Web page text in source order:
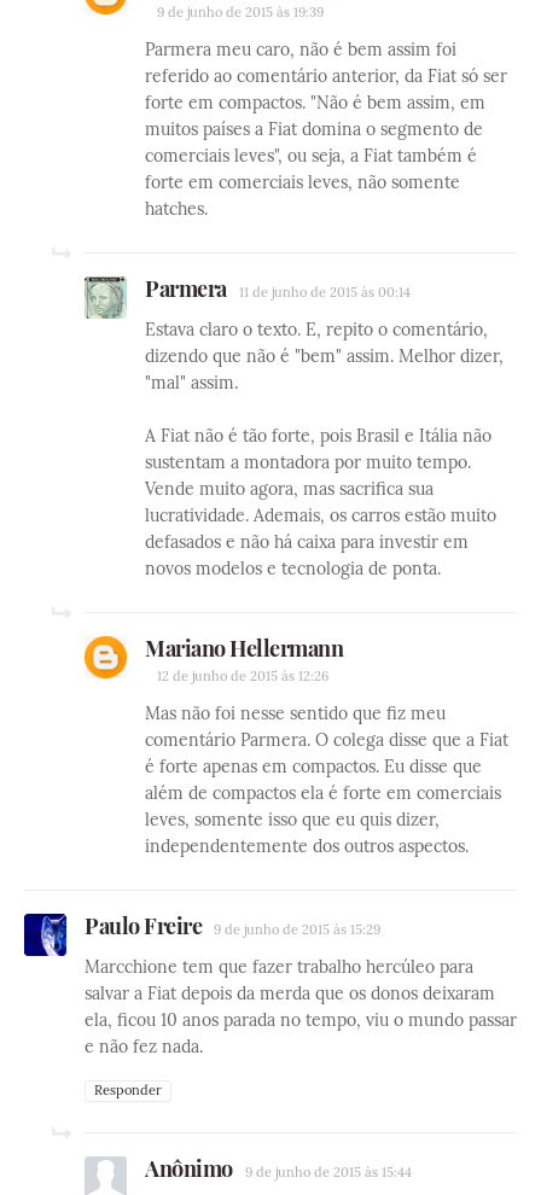
9 de junho de 2015 às 19:39
Parmera meu caro, não é bem assim foi
referido ao comentário anterior, da Fiat só ser
forte em compactos. "Não é bem assim, em
muitos países a Fiat domina o segmento de
comerciais leves", ou seja, a Fiat também é
forte em comerciais leves, não somente
hatches.
Parmera 11 de junho de 2015 às 00:14
Estava claro o texto. E, repito o comentário,
dizendo que não é "bem" assim. Melhor dizer,
"mal" assim.
A Fiat não é tão forte, pois Brasil e Itália não
sustentam a montadora por muito tempo.
Vende muito agora, mas sacrifica sua
lucratividade. Ademais, os carros estão muito
defasados e não há caixa para investir em
novos modelos e tecnologia de ponta.
Mariano Hellermann
12 de junho de 2015 às 12:26
Mas não foi nesse sentido que fiz meu
comentário Parmera. O colega disse que a Fiat
é forte apenas em compactos. Eu disse que
além de compactos ela é forte em comerciais
leves, somente isso que eu quis dizer,
independentemente dos outros aspectos.
Paulo Freire 9 de junho de 2015 às 15:29
Marcchione tem que fazer trabalho hercúleo para
salvar a Fiat depois da merda que os donos deixaram
ela, ficou 10 anos parada no tempo, viu o mundo passar
e não fez nada.
Responder
Anônimo 9 de junho de 2015 às 15:44